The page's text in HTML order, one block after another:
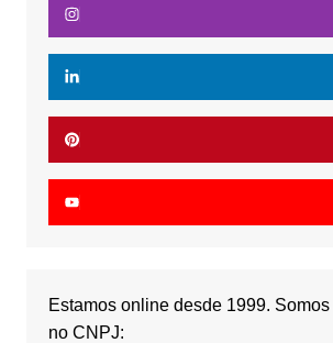
Estamos online desde 1999.
no CNPJ: